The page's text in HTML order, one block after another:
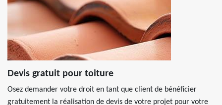
Devis gratuit pour toiture
Osez demander votre droit en tant que client de bénéficier
gratuitement la réalisation de devis de votre projet pour votre